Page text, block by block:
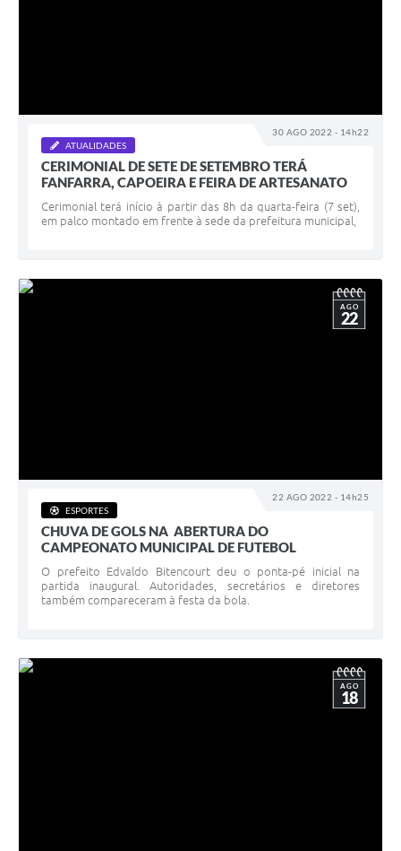
30 AGO 2022 - 14h22
ATUALIDADES
CERIMONIAL DE SETE DE SETEMBRO TERÁ
FANFARRA, CAPOEIRA E FEIRA DE ARTESANATO
Cerimonial terá início à partir das 8h da quarta-feira (7 set),
em palco montado em frente à sede da prefeitura municipal,
22 AGO 2022 - 14h25
AGO
22
ESPORTES
CHUVA DE GOLS NA ABERTURA DO
CAMPEONATO MUNICIPAL DE FUTEBOL
O prefeito Edvaldo Bitencourt deu o ponta-pé inicial na
partida inaugural. Autoridades, secretários e diretores
também compareceram à festa da bola.
AGO
18